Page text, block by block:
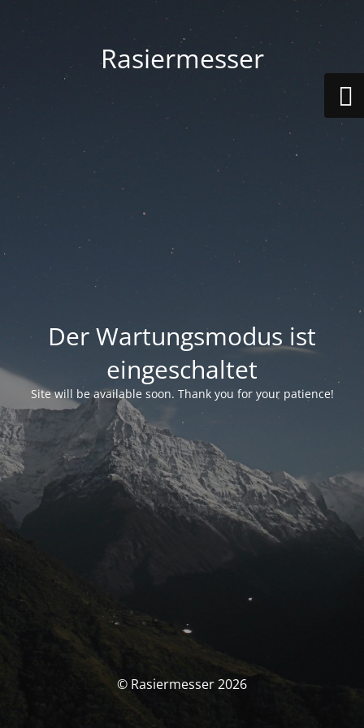
Rasiermesser
Der Wartungsmodus ist
eingeschaltet
Site will be available soon. Thank you for your patience!
© Rasiermesser 2026